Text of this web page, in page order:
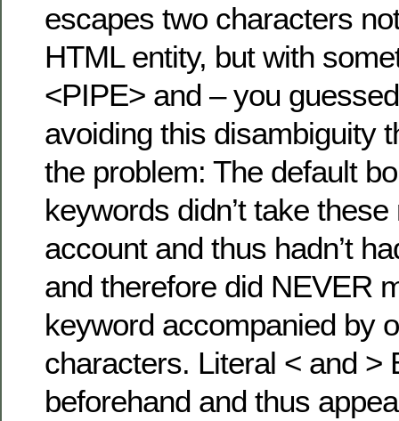
escapes two characters
HTML entity, but with
<PIPE> and – you
avoiding this disambiguity
the problem: The default
keywords didn’t take
account and thus hadn’t
and therefore did NEVER
keyword accompanied by
characters. Literal < and >
beforehand and thus